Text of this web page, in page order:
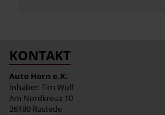
KONTAKT
Auto Horn e.K.
Inhaber: Tim Wulf
Am Nordkreuz 10
26180 Rastede